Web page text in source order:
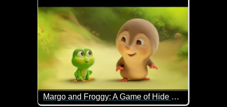
Margo and Froggy: A Game of Hide and Seek